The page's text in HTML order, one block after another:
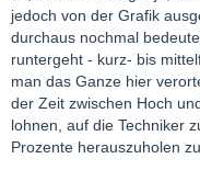
eben nochmals
good luck
jedoch von der Grafik
durchaus nochmal
runtergeht - kurz- bis
man das Ganze hier
der Zeit zwischen Hoch
lohnen, auf die Techniker
Prozente herauszuholen